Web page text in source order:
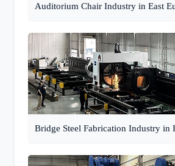
Auditorium Chair Industry in East
Bridge Steel Fabrication Industry in